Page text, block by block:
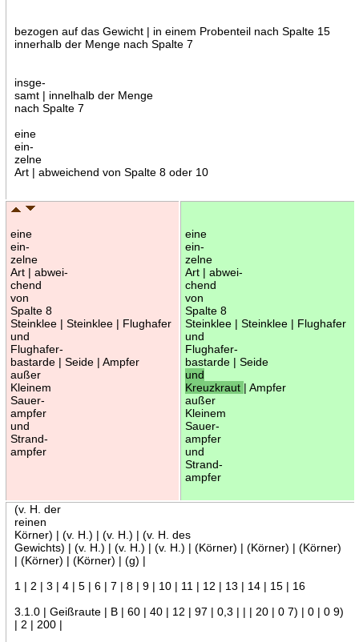
bezogen auf das Gewicht | in einem Probenteil nach Spalte 15
innerhalb der Menge nach Spalte 7
insge-
samt | innelhalb der Menge
nach Spalte 7
eine
ein-
zelne
Art | abweichend von Spalte 8 oder 10
eine
ein-
zelne
Art | abwei-
chend
von
Spalte 8
Steinklee | Steinklee | Flughafer
und
Flughafer-
bastarde | Seide | Ampfer
außer
Kleinem
Sauer-
ampfer
und
Strand-
ampfer
eine
ein-
zelne
Art | abwei-
chend
von
Spalte 8
Steinklee | Steinklee | Flughafer
und
Flughafer-
bastarde | Seide
und
Kreuzkraut | Ampfer
außer
Kleinem
Sauer-
ampfer
und
Strand-
ampfer
(v. H. der
reinen
Körner) | (v. H.) | (v. H.) | (v. H. des
Gewichts) | (v. H.) | (v. H.) | (v. H.) | (Körner) | (Körner) | (Körner)
| (Körner) | (Körner) | (g) |
1 | 2 | 3 | 4 | 5 | 6 | 7 | 8 | 9 | 10 | 11 | 12 | 13 | 14 | 15 | 16
3.1.0 | Geißraute | B | 60 | 40 | 12 | 97 | 0,3 | | | 20 | 0 7) | 0 | 0 9)
| 2 | 200 |